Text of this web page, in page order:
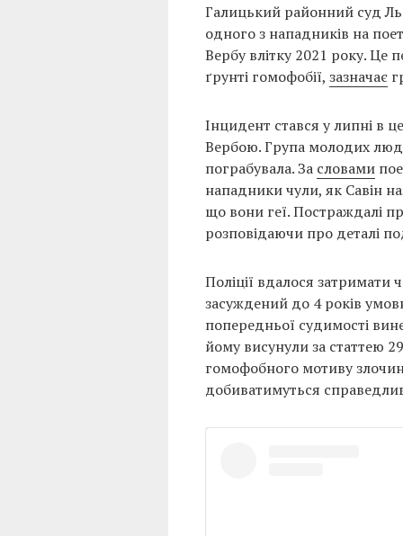
Галицький районний суд
одного з нападників на
Вербу влітку 2021 року.
ґрунті гомофобії, зазначає
Інцидент стався у липні в
Вербою. Група молодих
пограбувала. За словами
нападники чули, як Савін
що вони геї. Постраждалі
розповідаючи про деталі
Поліції вдалося затримати
засуждений до 4 років
попередньої судимості
йому висунули за статтею
гомофобного мотиву
добиватимуться